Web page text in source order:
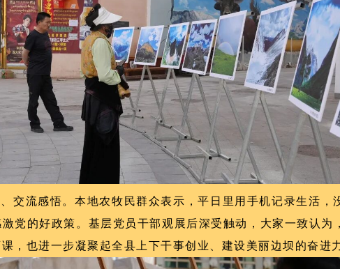
交流感悟。本地农牧民群众表示，平日里用手机记录生活，
党的好政策。基层党员干部观展后深受触动，大家一致认为
，也进一步凝聚起全县上下干事创业、建设美丽边坝的奋进